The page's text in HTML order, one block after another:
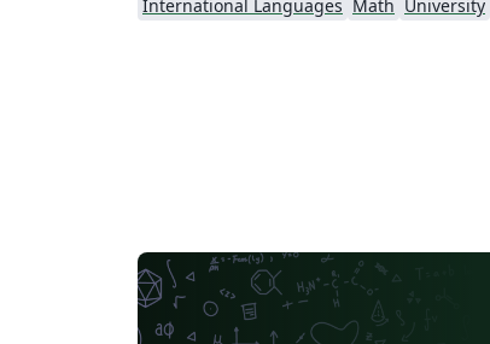
International Languages Math University